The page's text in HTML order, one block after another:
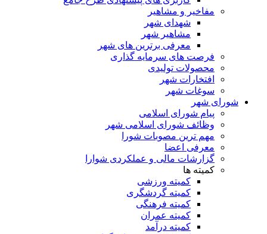
مفاخیر و مشاهیر
شهدای شهر
مشاهیر شهر
معرفی برترین های شهر
فرصت های سرمایه گذاری
محصولات تولیدی
افتخارات شهر
سوغات شهر
شهر
پیام شورای اسلامی
وظائف شورای اسلامی شهر
مهم ترین مصوبات شورا
معرفی اعضا
گزارشات مالی و عملکردی شوارا
کمیته ورزشی
کمیته گردشگری
کمیته فرهنگی
کمیته عمران
کمیته درآمد